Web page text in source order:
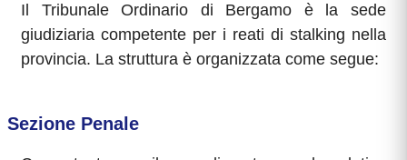
Il Tribunale Ordinario di Bergamo è la sede
giudiziaria competente per i reati di stalking nella
provincia. La struttura è organizzata come segue:
Sezione Penale